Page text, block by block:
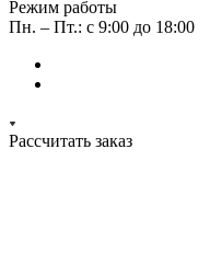
Режим работы
Пн. – Пт.: с 9:00 до 18:00
Рассчитать заказ